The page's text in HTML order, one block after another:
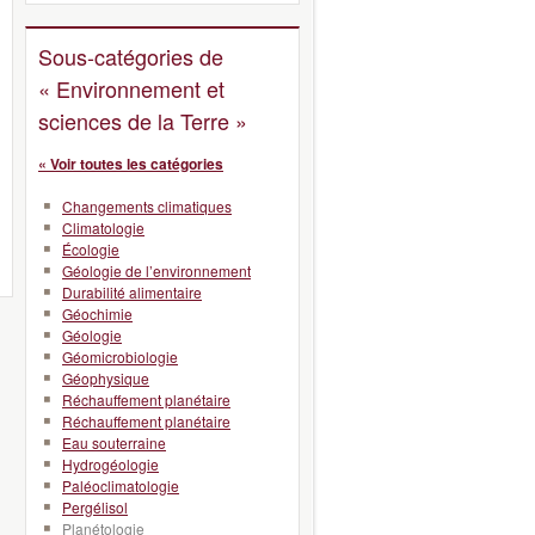
Sous-catégories de
« Environnement et
sciences de la Terre »
« Voir toutes les catégories
Changements climatiques
Climatologie
Écologie
Géologie de l’environnement
Durabilité alimentaire
Géochimie
Géologie
Géomicrobiologie
Géophysique
Réchauffement planétaire
Réchauffement planétaire
Eau souterraine
Hydrogéologie
Paléoclimatologie
Pergélisol
Planétologie